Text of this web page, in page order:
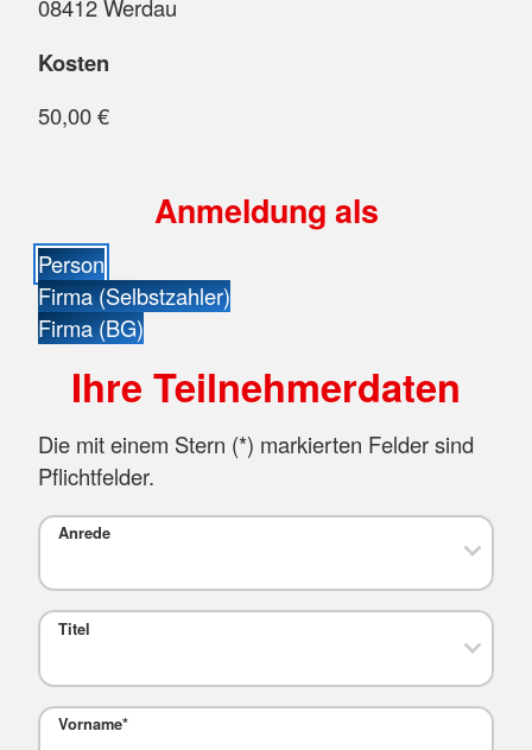
08412 Werdau
Kosten
50,00 €
Anmeldung als
Person
Firma (Selbstzahler)
Firma (BG)
Ihre Teilnehmerdaten
Die mit einem Stern (*) markierten Felder sind
Pflichtfelder.
Anrede
Titel
Vorname*